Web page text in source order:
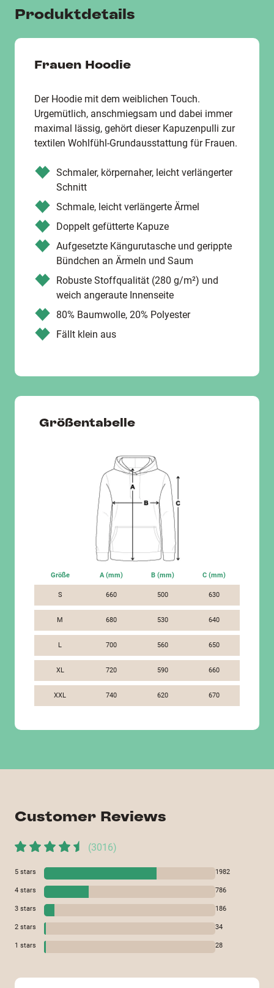
Produktdetails
Frauen Hoodie
Der Hoodie mit dem weiblichen Touch.
Urgemütlich, anschmiegsam und dabei immer
maximal lässig, gehört dieser Kapuzenpulli zur
textilen Wohlfühl-Grundausstattung für Frauen.
Schmaler, körpernaher, leicht verlängerter
Schnitt
Schmale, leicht verlängerte Ärmel
Doppelt gefütterte Kapuze
Aufgesetzte Kängurutasche und gerippte
Bündchen an Ärmeln und Saum
Robuste Stoffqualität (280 g/m²) und
weich angeraute Innenseite
80% Baumwolle, 20% Polyester
Fällt klein aus
Größentabelle
Größe A (mm) B (mm) C (mm)
S 660 500 630
M 680 530 640
L 700 560 650
XL 720 590 660
XXL 740 620 670
Customer Reviews
(3016)
5 stars 1982
4 stars 786
3 stars 186
2 stars 34
1 stars 28